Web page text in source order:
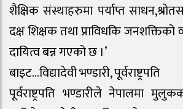
शैक्षिक संस्थाहरुमा पर्याप्त
दक्ष शिक्षक तथा प्राविधकि जनशक्तिको
दायित्व बन्न गएको छ ।’
बाइट…विद्यादेवी भण्डारी, पूर्वराष्ट्रपति
पूर्वराष्ट्रपति भण्डारीले नेपालमा